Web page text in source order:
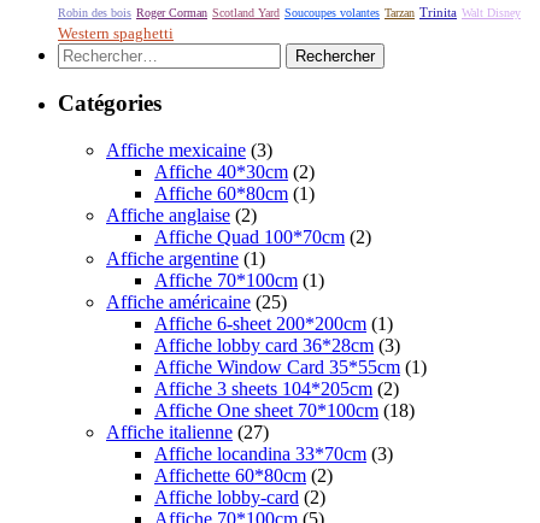
Robin des bois Roger Corman Scotland Yard Soucoupes volantes Tarzan Trinita Walt Disney
Western spaghetti
Rechercher :
Catégories
Affiche mexicaine (3)
Affiche 40*30cm (2)
Affiche 60*80cm (1)
Affiche anglaise (2)
Affiche Quad 100*70cm (2)
Affiche argentine (1)
Affiche 70*100cm (1)
Affiche américaine (25)
Affiche 6-sheet 200*200cm (1)
Affiche lobby card 36*28cm (3)
Affiche Window Card 35*55cm (1)
Affiche 3 sheets 104*205cm (2)
Affiche One sheet 70*100cm (18)
Affiche italienne (27)
Affiche locandina 33*70cm (3)
Affichette 60*80cm (2)
Affiche lobby-card (2)
Affiche 70*100cm (5)